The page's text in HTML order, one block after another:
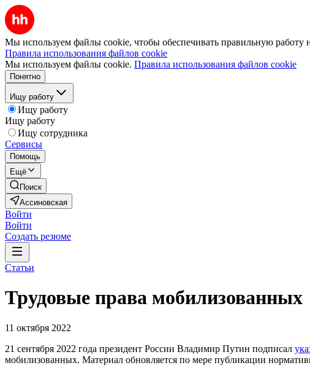
Мы используем файлы cookie, чтобы обеспечивать правильную работу
Правила использования файлов cookie
Мы используем файлы cookie. Правила использования файлов cookie
Понятно
Ищу работу
Ищу работу
Ищу работу
Ищу сотрудника
Сервисы
Помощь
Ещё
Поиск
Ассиновская
Войти
Войти
Создать резюме
Статьи
Трудовые права мобилизованных
11 октября 2022
21 сентября 2022 года президент России Владимир Путин подписал
мобилизованных. Материал обновляется по мере публикации